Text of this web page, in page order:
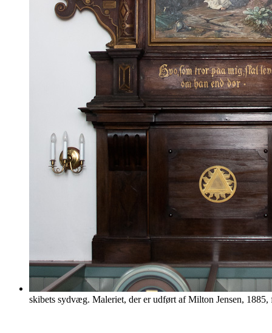
skibets sydvæg. Maleriet, der er udført af Milton Jensen, 1885,